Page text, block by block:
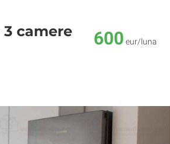
camere
600 eur/luna